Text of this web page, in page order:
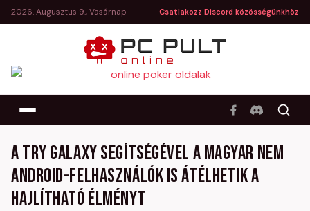
2026. Augusztus 9., Vasárnap Csatlakozz Discord közösségünkhöz
A Try Galaxy segítségével a magyar nem
Android-felhasználók is átélhetik a
hajlítható élményt